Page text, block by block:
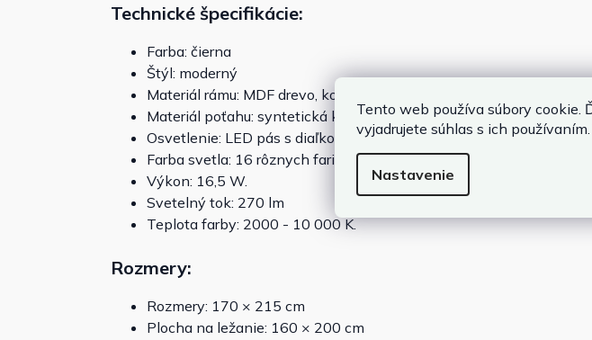
Tento web používa súbory cookie.
vyjadrujete súhlas s ich
Nastavenie
Technické špecifikácie:
Farba: čierna
Štýl: moderný
Materiál rámu: MDF drevo, kov
Materiál poťahu: syntetická koža (84% PVC, 16% polyester)
Osvetlenie: LED pás s diaľkovým ovládaním
Farba svetla: 16 rôznych farieb
Výkon: 16,5 W.
Svetelný tok: 270 lm
Teplota farby: 2000 - 10 000 K.
Rozmery:
Rozmery: 170 × 215 cm
Plocha na ležanie: 160 × 200 cm